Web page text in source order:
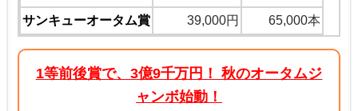
サンキューオータム賞
39,000円 65,000本
1等前後賞で、3億9千万円！ 秋のオータムジ
ャンボ始動！